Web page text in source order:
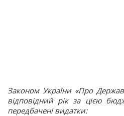
Законом України «Про
відповідний рік за цією
передбачені видатки: